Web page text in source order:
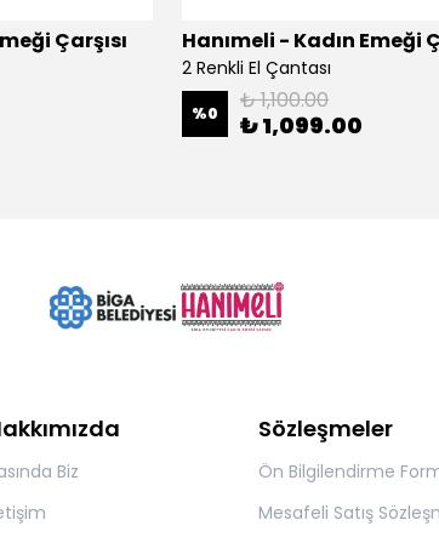
Çarşısı Hanımeli - Kadın Emeği
2 Renkli El Çantası
%0 ₺ 1,100.00
₺ 1,099.00
Biz
Sözleşmeler
Ön Bilgilendirme
Mesafeli Satış